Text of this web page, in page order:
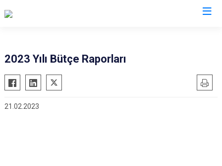
2023 Yılı Bütçe Raporları
21.02.2023